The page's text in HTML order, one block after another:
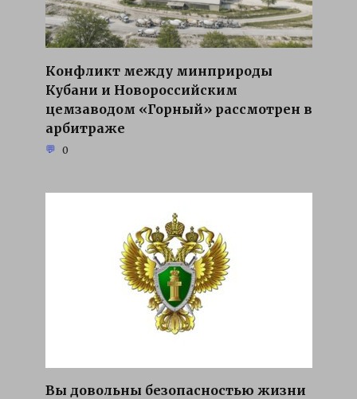
Конфликт между минприроды
Кубани и Новороссийским
цемзаводом «Горный» рассмотрен в
арбитраже
0
Вы довольны безопасностью жизни